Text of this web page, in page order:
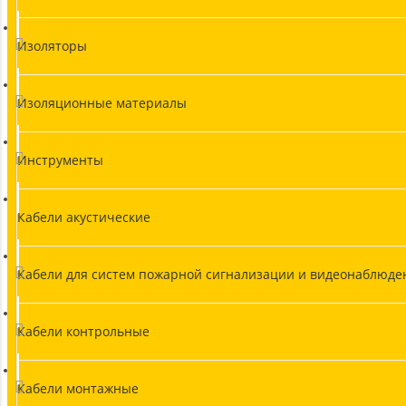
Изоляторы
Изоляционные материалы
Инструменты
Кабели акустические
Кабели для систем пожарной сигнализации и
Кабели контрольные
Кабели монтажные